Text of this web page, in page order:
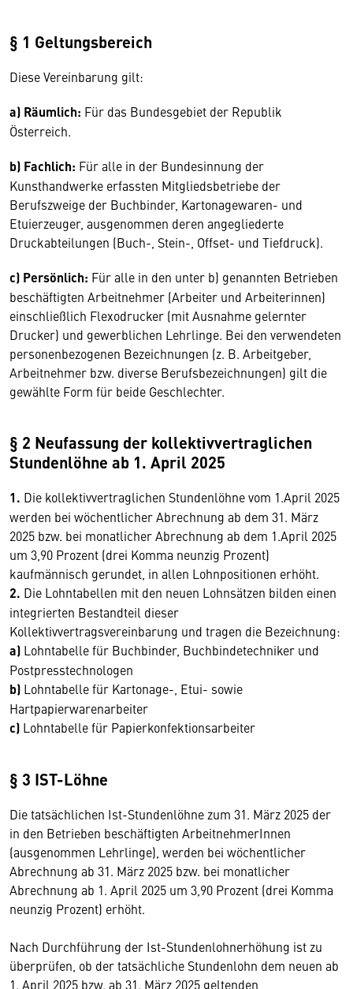
§ 1 Geltungsbereich
Diese Vereinbarung gilt:
a) Räumlich: Für das Bundesgebiet der Republik
Österreich.
b) Fachlich: Für alle in der Bundesinnung der
Kunsthandwerke erfassten Mitgliedsbetriebe der
Berufszweige der Buchbinder, Kartonage­waren- und
Etuierzeuger, aus­genom­men deren angegliederte
Druckabteilungen (Buch-, Stein-, Offset- und Tiefdruck).
c) Persönlich: Für alle in den unter b) genannten Betrieben
beschäftigten Arbeitnehmer (Arbeiter und Arbeiterinnen)
einschließlich Flexodrucker (mit Ausnahme gelernter
Drucker) und gewerblichen Lehrlinge. Bei den verwendeten
personen­bezogenen Be­zeich­nungen (z. B. Arbeitgeber,
Arbeitnehmer bzw. diverse Berufs­bezeichnungen) gilt die
gewählte Form für beide Geschlechter.
§ 2 Neufassung der kollektivvertraglichen
Stundenlöhne ab 1. April 2025
1. Die kollektivvertraglichen Stundenlöhne vom 1.April 2025
werden bei wöchentlicher Abrechnung ab dem 31. März
2025 bzw. bei monatlicher Abrechnung ab dem 1.April 2025
um 3,90 Prozent (drei Komma neunzig Prozent)
kaufmännisch gerundet, in allen Lohnpositionen erhöht.
2. Die Lohntabellen mit den neuen Lohnsätzen bilden einen
integrierten Bestandteil dieser
Kollektivvertragsvereinbarung und tragen die Bezeichnung:
a) Lohntabelle für Buchbinder, Buchbindetechniker und
Postpresstechnologen
b) Lohntabelle für Kartonage-, Etui- sowie
Hartpapierwarenarbeiter
c) Lohntabelle für Papierkonfektionsarbeiter
§ 3 IST-Löhne
Die tatsächlichen Ist-Stundenlöhne zum 31. März 2025 der
in den Betrieben beschäftigten ArbeitnehmerInnen
(ausgenommen Lehrlinge), werden bei wöchentlicher
Abrechnung ab 31. März 2025 bzw. bei monatlicher
Abrechnung ab 1. April 2025 um 3,90 Prozent (drei Komma
neunzig Prozent) erhöht.
Nach Durchführung der Ist-Stundenlohnerhöhung ist zu
überprüfen, ob der tatsächliche Stundenlohn dem neuen ab
1. April 2025 bzw. ab 31. März 2025 geltenden